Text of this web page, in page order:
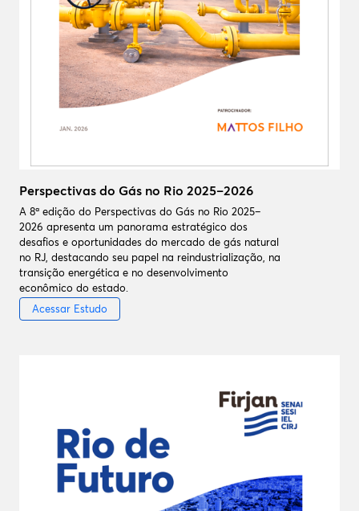
Perspectivas do Gás no Rio 2025–2026
A 8ª edição do Perspectivas do Gás no Rio 2025–
2026 apresenta um panorama estratégico dos
desafios e oportunidades do mercado de gás natural
no RJ, destacando seu papel na reindustrialização, na
transição energética e no desenvolvimento
econômico do estado.
Acessar Estudo